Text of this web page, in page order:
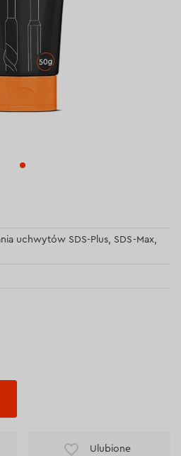
uchwytów SDS-Plus, SDS-Max,
Ulubione